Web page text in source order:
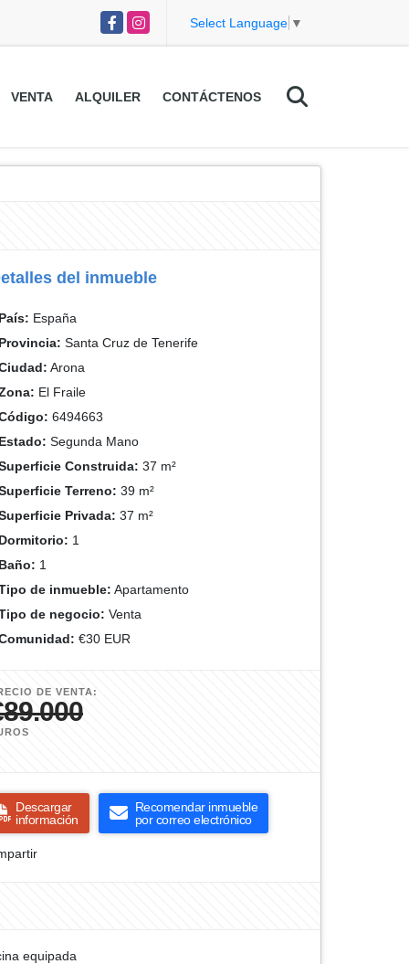
FacebookInstagram Select Language ▼
VENTA ALQUILER CONTÁCTENOS
del inmueble
España
Santa Cruz de Tenerife
Arona
El Fraile
6494663
Segunda Mano
Construida: 37 m²
Terreno: 39 m²
Privada: 37 m²
1
1
de inmueble: Apartamento
de negocio: Venta
€30 EUR
DE VENTA:
Descargar
información
Recomendar inmueble
por correo electrónico
equipada